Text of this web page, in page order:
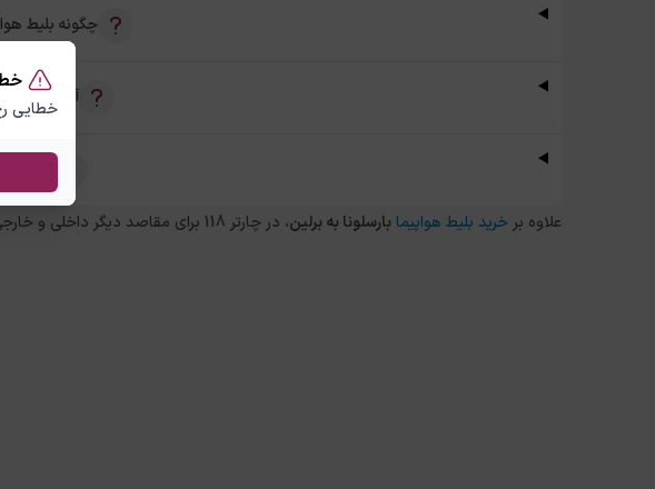
خطایی
چگونه بلیط
آیا امکان
علاوه بر خرید بلیط هواپیما بارسلونابهبرلین، در چارتر 118 برای مقاصد دیگر داخلی و خارجی نیز می توانید از طریق